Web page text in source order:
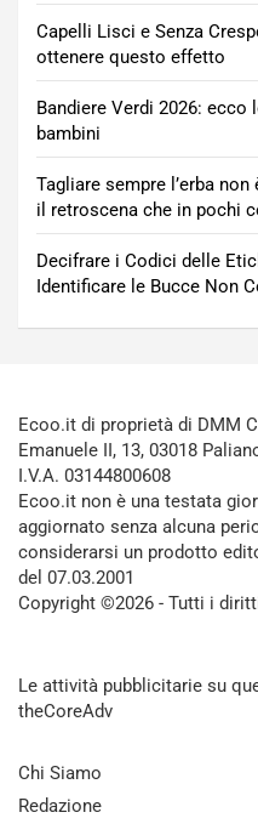
Capelli Lisci e Senza
ottenere questo effetto
Bandiere Verdi 2026:
bambini
Tagliare sempre l’erba
il retroscena che in pochi
Decifrare i Codici delle
Identificare le Bucce Non
Ecoo.it di proprietà di DMM
Emanuele II, 13, 03018
I.V.A. 03144800608
Ecoo.it non è una testata
aggiornato senza alcuna
considerarsi un prodotto
del 07.03.2001
Copyright ©2026 - Tutti i
Le attività pubblicitarie su
theCoreAdv
Chi Siamo
Redazione